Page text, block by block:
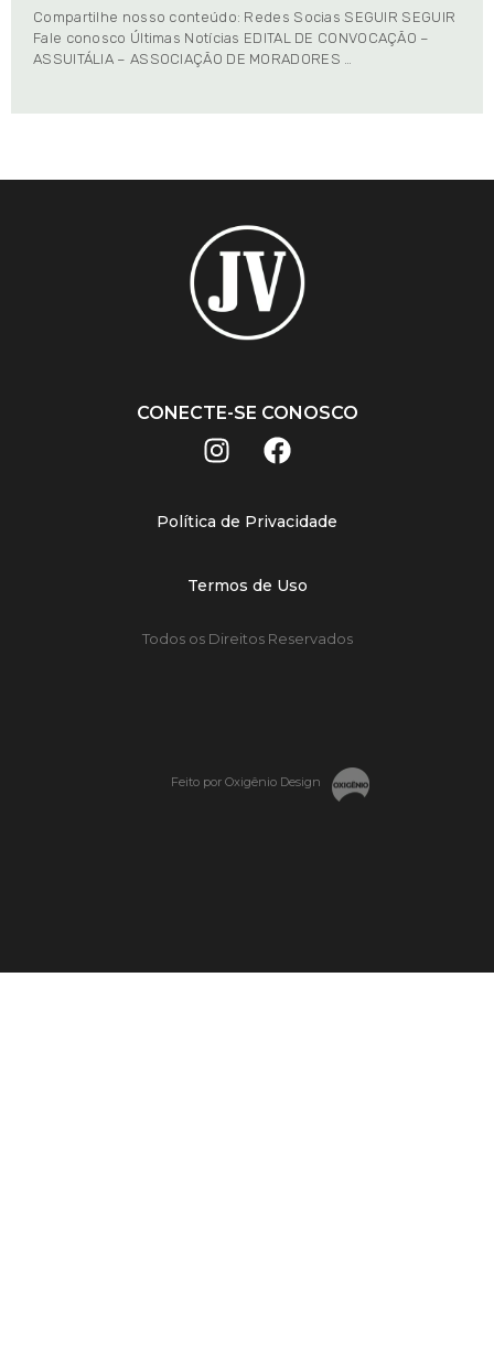
Compartilhe nosso conteúdo: Redes Socias SEGUIR SEGUIR
Fale conosco Últimas Notícias EDITAL DE CONVOCAÇÃO –
ASSUITÁLIA – ASSOCIAÇÃO DE MORADORES …
CONECTE-SE CONOSCO
Política de Privacidade
Termos de Uso
Todos os Direitos Reservados
Feito por Oxigênio Design